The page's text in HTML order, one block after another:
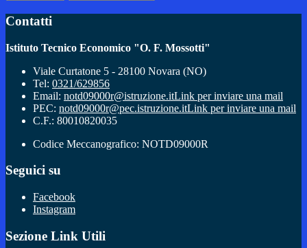
Contatti
Istituto Tecnico Economico "O. F. Mossotti"
Viale Curtatone 5 - 28100 Novara (NO)
Tel: 0321/629856
Email: notd09000r@istruzione.itLink per inviare una mail
PEC: notd09000r@pec.istruzione.itLink per inviare una mail
C.F.: 80010820035
Codice Meccanografico: NOTD09000R
Seguici su
Facebook
Instagram
Sezione Link Utili